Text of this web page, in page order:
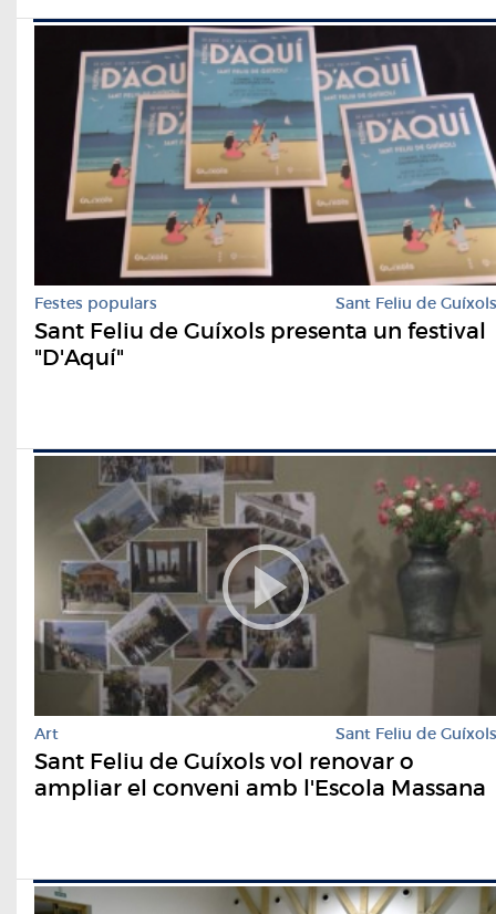
Festes populars Sant Feliu de Guíxols
Sant Feliu de Guíxols presenta un festival
"D'Aquí"
Art Sant Feliu de Guíxols
Sant Feliu de Guíxols vol renovar o
ampliar el conveni amb l'Escola Massana